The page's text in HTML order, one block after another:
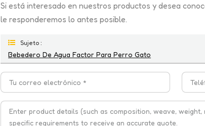
Si está interesado en nuestros productos y desea
le responderemos lo antes posible.
Sujeto :
Bebedero De Agua Factor Para Perro Gato